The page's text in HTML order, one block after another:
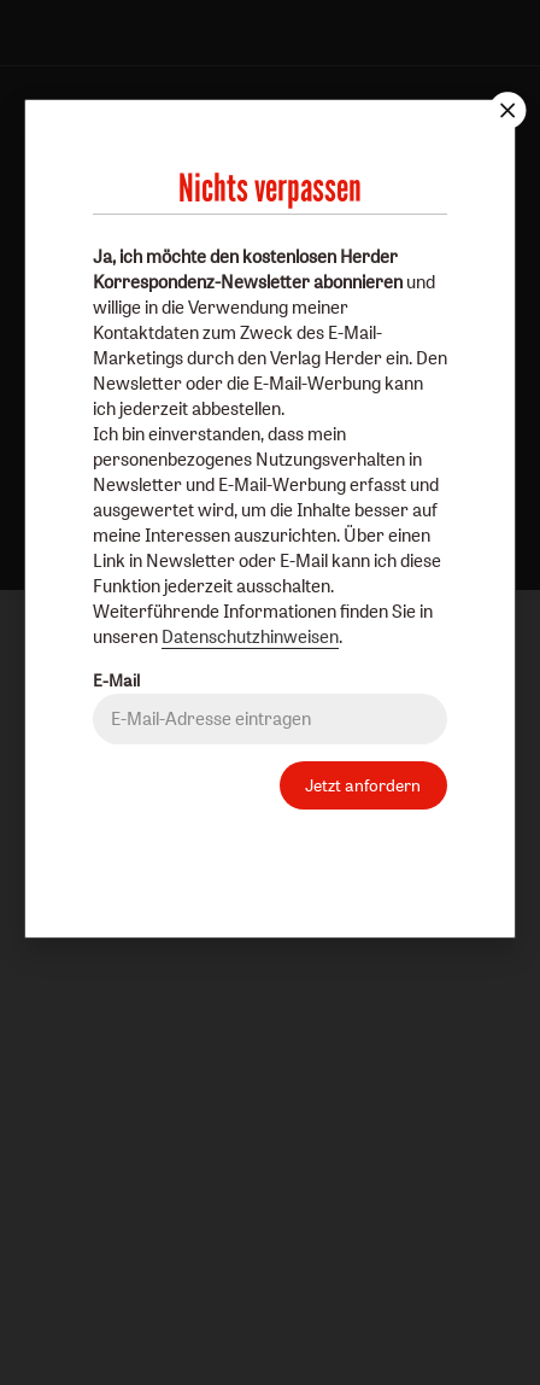
Vertrag widerrufen Abo online kündigen
Nach oben
Nichts verpassen
Ja, ich möchte den kostenlosen Herder
Korrespondenz-Newsletter abonnieren und
willige in die Verwendung meiner
Kontaktdaten zum Zweck des E-Mail-
Marketings durch den Verlag Herder ein. Den
Newsletter oder die E-Mail-Werbung kann
ich jederzeit abbestellen.
Ich bin einverstanden, dass mein
personenbezogenes Nutzungsverhalten in
Newsletter und E-Mail-Werbung erfasst und
ausgewertet wird, um die Inhalte besser auf
meine Interessen auszurichten. Über einen
Link in Newsletter oder E-Mail kann ich diese
Funktion jederzeit ausschalten.
Weiterführende Informationen finden Sie in
unseren Datenschutzhinweisen.
E-Mail
Jetzt anfordern